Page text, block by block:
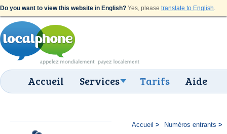
Do you want to view this website in English? Yes, please translate to English.
Accueil Services Tarifs Aide
Accueil Numéros entrants